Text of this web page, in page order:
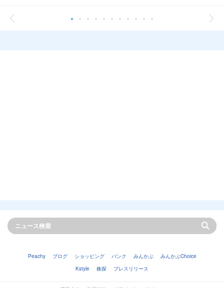
Peachy ブログ ショッピング バンク みんかぶ
みんかぶChoice
Kstyle
株探 プレスリリース